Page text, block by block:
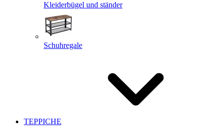
Kleiderbügel und ständer
Schuhregale
TEPPICHE